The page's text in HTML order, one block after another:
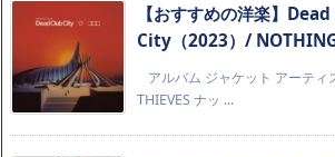
【おすすめの洋楽】
City（2023）/
アルバム ジャケット アーテ
THIEVES ナッ ...